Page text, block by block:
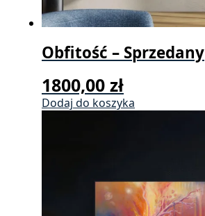
Obfitość – Sprzedany
1800,00 zł
Dodaj do koszyka